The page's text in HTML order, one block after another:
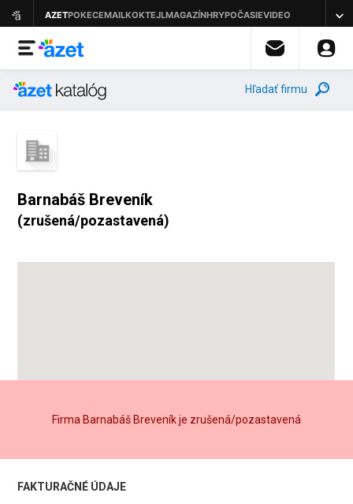
Hľadať firmu
Barnabáš Breveník
(zrušená/pozastavená)
Firma Barnabáš Breveník je zrušená/pozastavená
FAKTURAČNÉ ÚDAJE